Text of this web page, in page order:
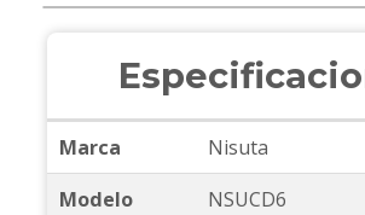
Marca
Nisuta
Modelo
NSUCD6